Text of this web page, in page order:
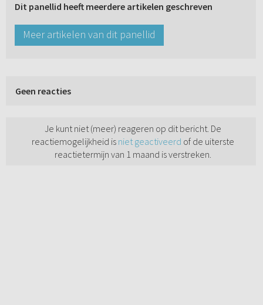
Dit panellid heeft meerdere artikelen geschreven
Meer artikelen van dit panellid
Geen reacties
Je kunt niet (meer) reageren op dit bericht. De
reactiemogelijkheid is niet geactiveerd of de uiterste
reactietermijn van 1 maand is verstreken.